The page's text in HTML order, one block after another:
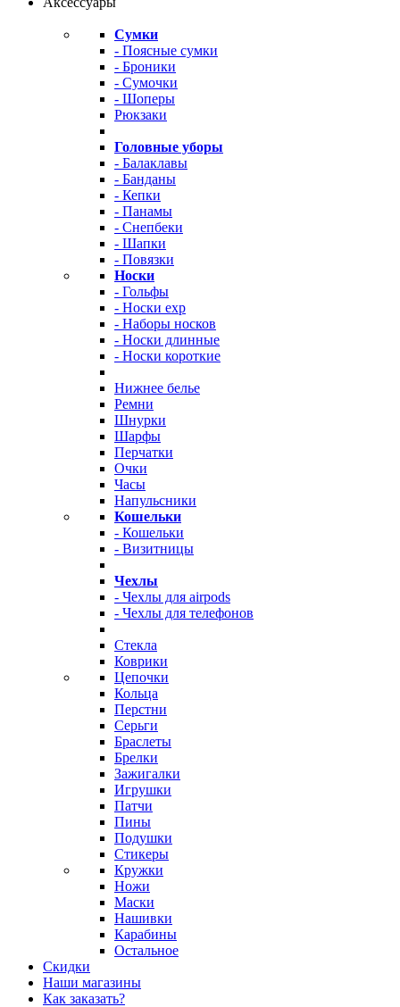
Сумки
- Поясные сумки
- Броники
- Сумочки
- Шоперы
Рюкзаки
Головные уборы
- Балаклавы
- Банданы
- Кепки
- Панамы
- Снепбеки
- Шапки
- Повязки
Носки
- Гольфы
- Носки exp
- Наборы носков
- Носки длинные
- Носки короткие
Нижнее белье
Ремни
Шнурки
Шарфы
Перчатки
Очки
Часы
Напульсники
Кошельки
- Кошельки
- Визитницы
Чехлы
- Чехлы для airpods
- Чехлы для телефонов
Стекла
Коврики
Цепочки
Кольца
Перстни
Серьги
Браслеты
Брелки
Зажигалки
Игрушки
Патчи
Пины
Подушки
Стикеры
Кружки
Ножи
Маски
Нашивки
Карабины
Остальное
Скидки
Наши магазины
Как заказать?